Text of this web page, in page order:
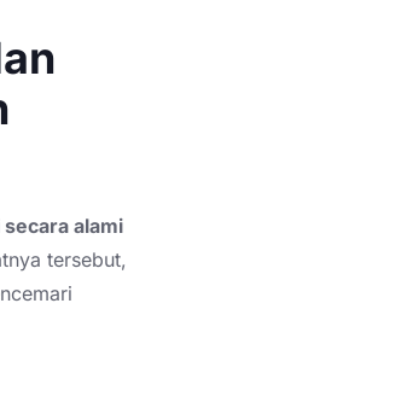
alami
tersebut,